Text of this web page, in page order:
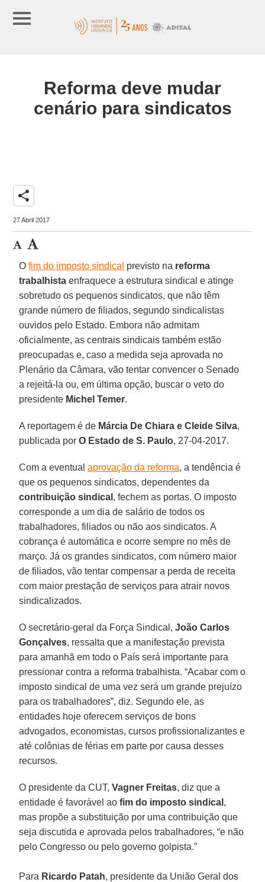
Reforma deve mudar
cenário para sindicatos
share
27 Abril 2017
Ofim do imposto sindical previsto na reforma
trabalhista enfraquece a estrutura sindical e atinge
sobretudo os pequenos sindicatos, que não têm
grande número de filiados, segundo sindicalistas
ouvidos pelo Estado. Embora não admitam
oficialmente, as centrais sindicais também estão
preocupadas e, caso a medida seja aprovada no
Plenário da Câmara, vão tentar convencer o Senado
a rejeitá-la ou, em última opção, buscar o veto do
presidente Michel Temer.
A reportagem é de Márcia De Chiara e Cleide Silva,
publicada porO Estado de S. Paulo, 27-04-2017.
Com a eventualaprovação da reforma, a tendência é
que os pequenos sindicatos, dependentes da
contribuição sindical , fechem as portas. O imposto
corresponde a um dia de salário de todos os
trabalhadores, filiados ou não aos sindicatos. A
cobrança é automática e ocorre sempre no mês de
março. Já os grandes sindicatos, com número maior
de filiados, vão tentar compensar a perda de receita
com maior prestação de serviços para atrair novos
sindicalizados.
O secretário-geral da Força Sindical,João Carlos
Gonçalves, ressalta que a manifestação prevista
para amanhã em todo o País será importante para
pressionar contra a reforma trabalhista. “Acabar com o
imposto sindical de uma vez será um grande prejuízo
para os trabalhadores”, diz. Segundo ele, as
entidades hoje oferecem serviços de bons
advogados, economistas, cursos profissionalizantes e
até colônias de férias em parte por causa desses
recursos.
O presidente da CUT,Vagner Freitas, diz que a
entidade é favorável aofim do imposto sindical ,
mas propõe a substituição por uma contribuição que
seja discutida e aprovada pelos trabalhadores, “e não
pelo Congresso ou pelo governo golpista.”
Para Ricardo Patah, presidente da União Geral dos